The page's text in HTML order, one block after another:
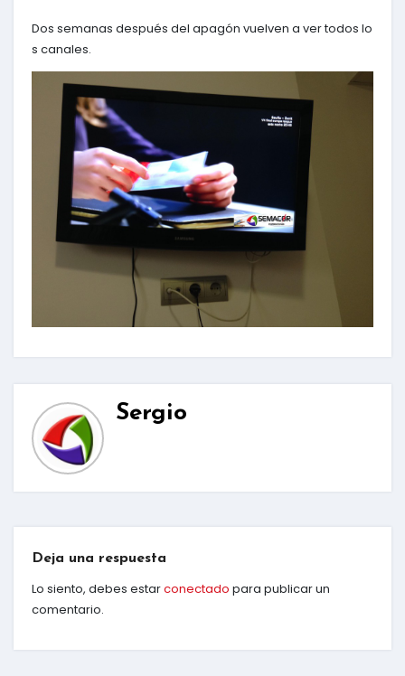
Dos semanas después del apagón vuelven a ver todos lo
s canales.
Sergio
Deja una respuesta
Lo siento, debes estarconectado para publicar un
comentario.